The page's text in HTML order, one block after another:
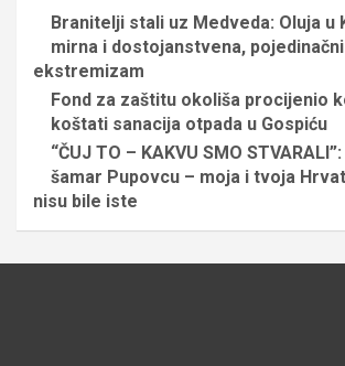
Branitelji stali uz Medveda: Oluja u
mirna i dostojanstvena,
ekstremizam
Fond za zaštitu okoliša procijenio
koštati sanacija otpada u Gospiću
“ČUJ TO – KAKVU SMO
šamar Pupovcu – moja i tvoja
nisu bile iste